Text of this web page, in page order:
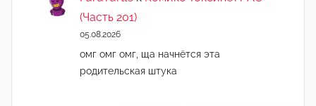
(Часть 201)
05.08.2026
омг омг омг, ща начнëтся эта
родительская штука